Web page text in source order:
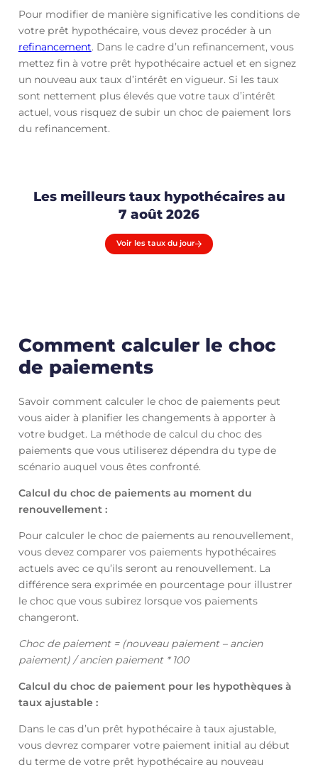
Pour modifier de manière significative les conditions de
votre prêt hypothécaire, vous devez procéder à un
refinancement. Dans le cadre d’un refinancement, vous
mettez fin à votre prêt hypothécaire actuel et en signez
un nouveau aux taux d’intérêt en vigueur. Si les taux
sont nettement plus élevés que votre taux d’intérêt
actuel, vous risquez de subir un choc de paiement lors
du refinancement.
Les meilleurs taux hypothécaires au
7 août 2026
Voir les taux du jour
Comment calculer le choc
de paiements
Savoir comment calculer le choc de paiements peut
vous aider à planifier les changements à apporter à
votre budget. La méthode de calcul du choc des
paiements que vous utiliserez dépendra du type de
scénario auquel vous êtes confronté.
Calcul du choc de paiements au moment du
renouvellement :
Pour calculer le choc de paiements au renouvellement,
vous devez comparer vos paiements hypothécaires
actuels avec ce qu’ils seront au renouvellement. La
différence sera exprimée en pourcentage pour illustrer
le choc que vous subirez lorsque vos paiements
changeront.
Choc de paiement = (nouveau paiement – ancien
paiement) / ancien paiement * 100
Calcul du choc de paiement pour les hypothèques à
taux ajustable :
Dans le cas d’un prêt hypothécaire à taux ajustable,
vous devrez comparer votre paiement initial au début
du terme de votre prêt hypothécaire au nouveau